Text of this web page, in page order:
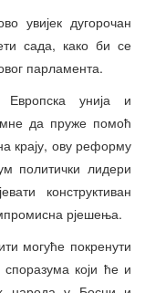
увијек дугорочан
сада, како би се
парламента.
Европска унија и
да пруже помоћ
крају, ову реформу
политички лидери
конструктиван
рјешења.
могуће покренути
који ће и